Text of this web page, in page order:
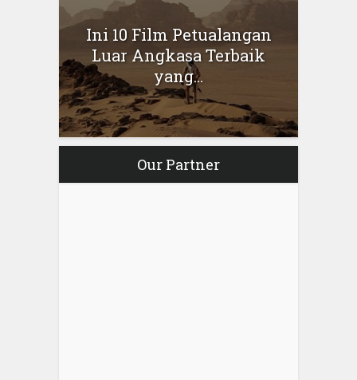
Ini 10 Film Petualangan
Luar Angkasa Terbaik
yang...
Our Partner